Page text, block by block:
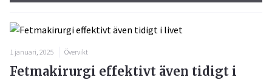
1 januari, 2025 Övervikt
Fetmakirurgi effektivt även tidigt i